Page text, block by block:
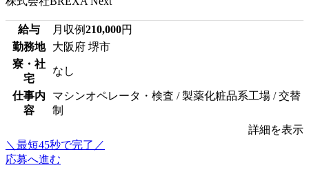
給与 月収例210,000円
勤務地
大阪府 堺市
寮・社
宅
なし
仕事内
容
マシンオペレータ・検査 / 製薬化粧品系工場 / 交替
制
詳細を表示
＼最短45秒で完了／
応募へ進む